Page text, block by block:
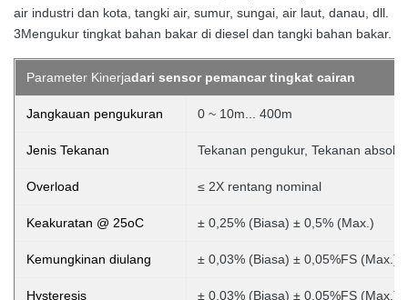
air industri dan kota, tangki air, sumur, sungai, air laut, danau, dll.
3Mengukur tingkat bahan bakar di diesel dan tangki bahan bakar.
Parameter Kinerjadari sensor pemancar tingkat cairan
Jangkauan pengukuran 0 ~ 10m... 400m
Jenis Tekanan Tekanan pengukur, Tekanan
Overload ≤ 2X rentang nominal
Keakuratan @ 25oC ± 0,25% (Biasa) ± 0,5% (Max.)
Kemungkinan diulang ± 0,03% (Biasa) ± 0,05%FS (Max.)
Hysteresis ± 0,03% (Biasa) ± 0,05%FS (Max.)